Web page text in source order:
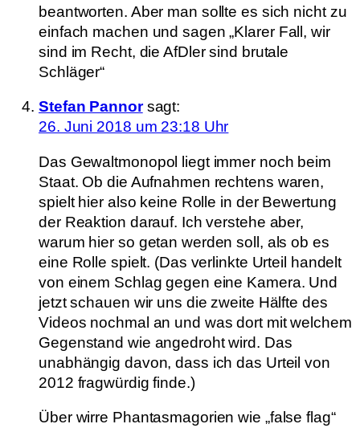
beantworten. Aber man sollte es sich nicht zu
einfach machen und sagen „Klarer Fall, wir
sind im Recht, die AfDler sind brutale
Schläger“
Stefan Pannor sagt:
26. Juni 2018 um 23:18 Uhr
Das Gewaltmonopol liegt immer noch beim
Staat. Ob die Aufnahmen rechtens waren,
spielt hier also keine Rolle in der Bewertung
der Reaktion darauf. Ich verstehe aber,
warum hier so getan werden soll, als ob es
eine Rolle spielt. (Das verlinkte Urteil handelt
von einem Schlag gegen eine Kamera. Und
jetzt schauen wir uns die zweite Hälfte des
Videos nochmal an und was dort mit welchem
Gegenstand wie angedroht wird. Das
unabhängig davon, dass ich das Urteil von
2012 fragwürdig finde.)
Über wirre Phantasmagorien wie „false flag“